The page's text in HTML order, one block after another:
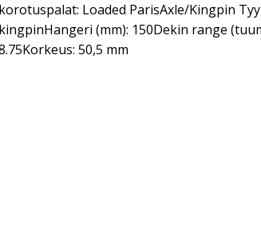
korotuspalat: Loaded ParisAxle/Kingpin
kingpinHangeri (mm): 150Dekin range
50,5 mm